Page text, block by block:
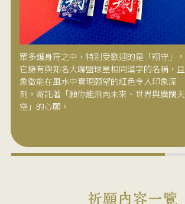
眾多護身符之中，特別受歡迎的是「翔守」。
它擁有與知名大聯盟球星相同漢字的名稱，且
象徵能在風水中實現願望的紅色令人印象深
刻。寄託著「願你能飛向未來、世界與廣闊天
空」的心願。